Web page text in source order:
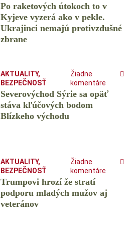
Po raketových útokoch to v
Kyjeve vyzerá ako v pekle.
Ukrajinci nemajú protivzdušné
zbrane
AKTUALITY,
BEZPEČNOSŤ
Žiadne
komentáre
Severovýchod Sýrie sa opäť
stáva kľúčových bodom
Blízkeho východu
AKTUALITY,
BEZPEČNOSŤ
Žiadne
komentáre
Trumpovi hrozí že stratí
podporu mladých mužov aj
veteránov